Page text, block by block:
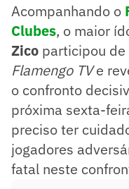
Acompanhando o
Clubes, o maior
Zico participou
Flamengo TVe
o confronto
próxima sexta-
preciso ter
jogadores
fatal neste